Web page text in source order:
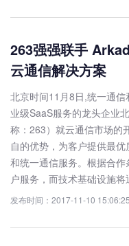
263强强联手
云通信解决方案
北京时间11月8日,统一通
业级SaaS服务的龙头企业
称：263）就云通信市场的
自的优势，为客户提供最
和统一通信服务。根据合
户服务，而技术基础设施将
发布时间：2017-11-10